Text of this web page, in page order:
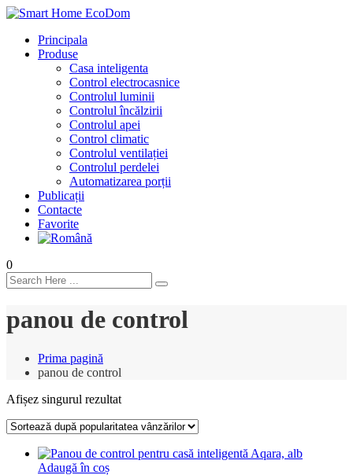
Principala
Produse
Casa inteligenta
Control electrocasnice
Controlul luminii
Controlul încălzirii
Controlul apei
Control climatic
Controlul ventilației
Сontrolul perdelei
Automatizarea porții
Publicații
Contacte
Favorite
0
panou de control
Prima pagină
panou de control
Afișez singurul rezultat
Adaugă în coș